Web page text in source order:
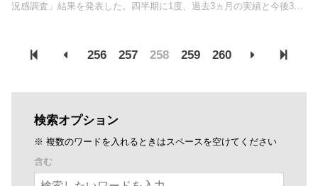
況感調査」結果を発表した。四半期に1度、過去3ヵ月の実績と今後3ヵ
256 257 258 259 260
検索オプション
※ 複数のワードを入れるときはスペースを空けてください
含む